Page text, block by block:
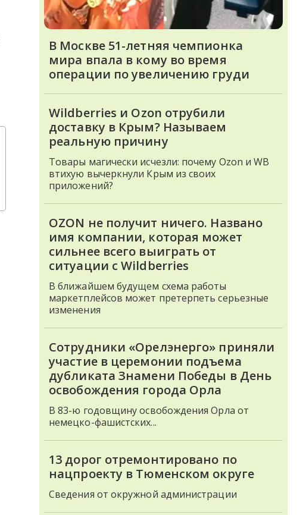
В Москве 51-летняя чемпионка
мира впала в кому во время
операции по увеличению груди
Wildberries и Ozon отрубили
доставку в Крым? Называем
реальную причину
Товары магически исчезли: почему Ozon и WB
втихую вычеркнули Крым из своих
приложений?
OZON не получит ничего. Названо
имя компании, которая может
сильнее всего выиграть от
ситуации с Wildberries
В ближайшем будущем схема работы
маркетплейсов может претерпеть серьезные
изменения
Сотрудники «Орелэнерго» приняли
участие в церемонии подъема
дубликата Знамени Победы в День
освобождения города Орла
В 83-ю годовщину освобождения Орла от
немецко-фашистских...
13 дорог отремонтировано по
нацпроекту в Тюменском округе
Сведения от окружной администрации